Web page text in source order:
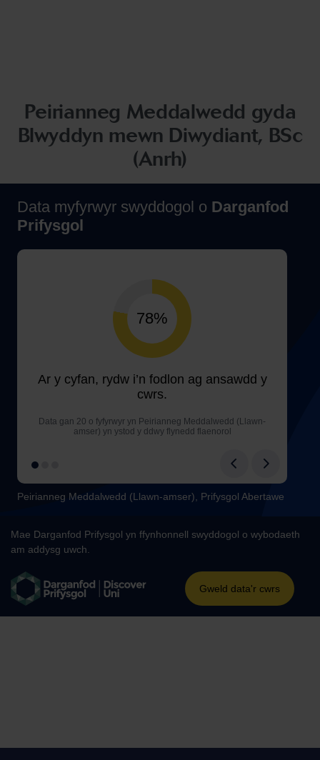
Peirianneg Meddalwedd gyda
Blwyddyn mewn Diwydiant, BSc
(Anrh)